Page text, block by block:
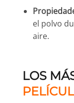
el polvo
aire.
LOS